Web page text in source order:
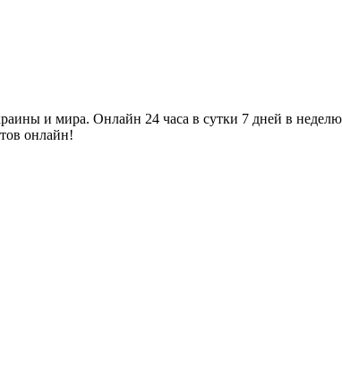
и мира. Онлайн 24 часа в сутки 7 дней в
онлайн!